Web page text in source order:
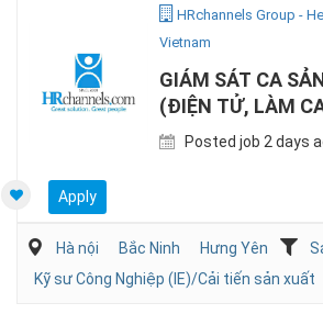
HRchannels Group -
Vietnam
GIÁM SÁT CA
(ĐIỆN TỬ, LÀM
Posted job 2 days
Apply
Hà nội Bắc Ninh Hưng Yên
Kỹ sư Công Nghiệp (IE)/Cải tiến sản xuất